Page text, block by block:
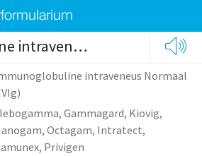
Immunoglobuline intraveneus Normaal (IVIg)
intraveneus Normaal
Gammagard, Kiovig,
Octagam, Intratect,
Privigen